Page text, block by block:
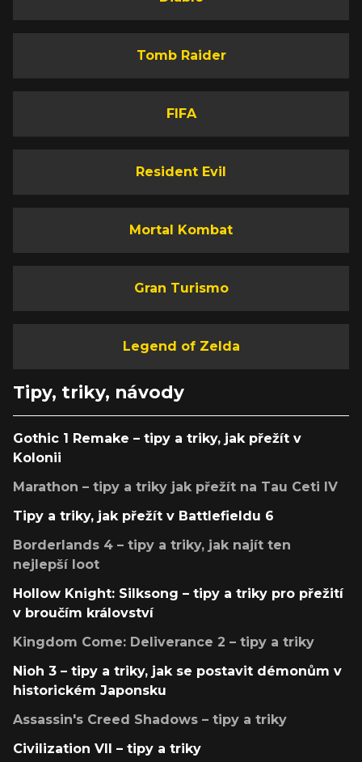
Tomb Raider
FIFA
Resident Evil
Mortal Kombat
Gran Turismo
Legend of Zelda
Tipy, triky, návody
Gothic 1 Remake – tipy a triky, jak přežít v
Kolonii
Marathon – tipy a triky jak přežít na Tau Ceti IV
Tipy a triky, jak přežít v Battlefieldu 6
Borderlands 4 – tipy a triky, jak najít ten
nejlepší loot
Hollow Knight: Silksong – tipy a triky pro přežití
v broučím království
Kingdom Come: Deliverance 2 – tipy a triky
Nioh 3 – tipy a triky, jak se postavit démonům v
historickém Japonsku
Assassin's Creed Shadows – tipy a triky
Civilization VII – tipy a triky